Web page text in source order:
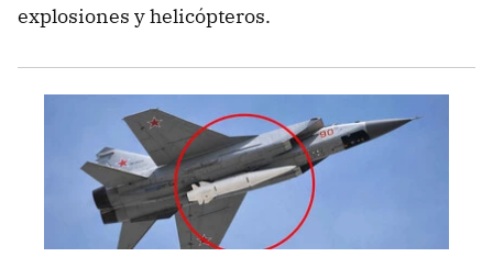
explosiones y helicópteros.